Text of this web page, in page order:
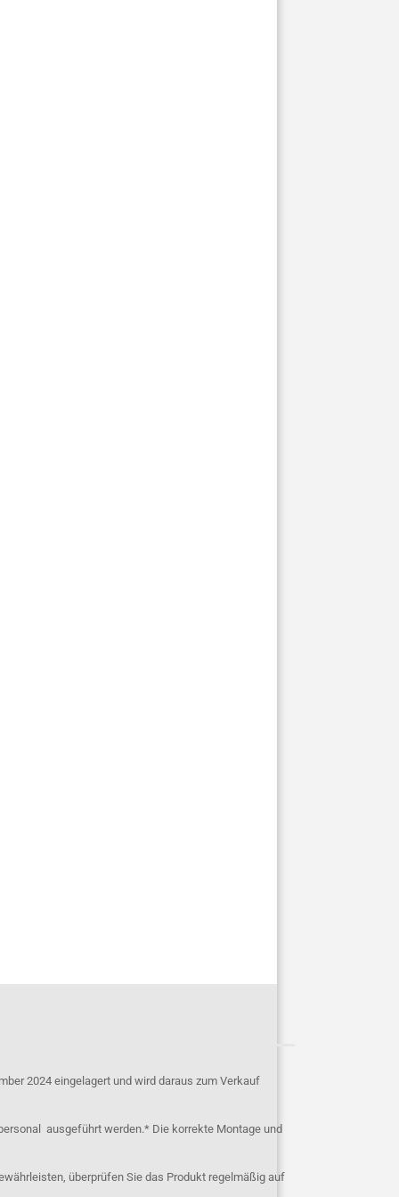
2024 eingelagert und wird daraus zum Verkauf
ausgeführt werden.* Die korrekte Montage und
überprüfen Sie das Produkt regelmäßig auf